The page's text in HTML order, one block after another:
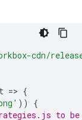
cdn/
=> {
))
{
to